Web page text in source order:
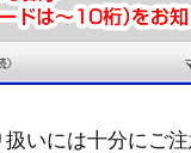
いには十分にご